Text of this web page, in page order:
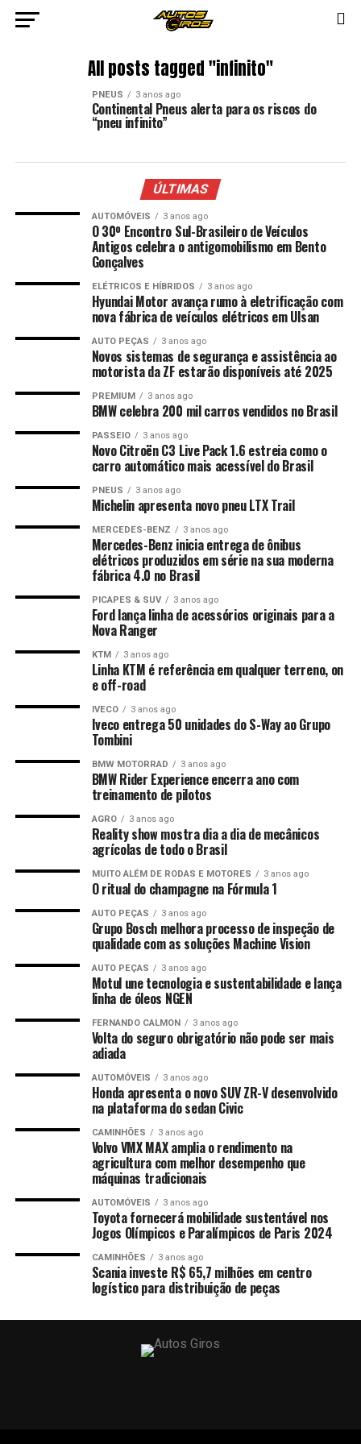
All posts tagged "infinito"
PNEUS 3 anos ago
Continental Pneus alerta para os riscos do
“pneu infinito”
ÚLTIMAS
AUTOMÓVEIS 3 anos ago
O 30º Encontro Sul-Brasileiro de Veículos
Antigos celebra o antigomobilismo em Bento
Gonçalves
ELÉTRICOS E HÍBRIDOS 3 anos ago
Hyundai Motor avança rumo à eletrificação com
nova fábrica de veículos elétricos em Ulsan
AUTO PEÇAS 3 anos ago
Novos sistemas de segurança e assistência ao
motorista da ZF estarão disponíveis até 2025
PREMIUM 3 anos ago
BMW celebra 200 mil carros vendidos no Brasil
PASSEIO 3 anos ago
Novo Citroën C3 Live Pack 1.6 estreia como o
carro automático mais acessível do Brasil
PNEUS 3 anos ago
Michelin apresenta novo pneu LTX Trail
MERCEDES-BENZ 3 anos ago
Mercedes-Benz inicia entrega de ônibus
elétricos produzidos em série na sua moderna
fábrica 4.0 no Brasil
PICAPES & SUV 3 anos ago
Ford lança linha de acessórios originais para a
Nova Ranger
KTM 3 anos ago
Linha KTM é referência em qualquer terreno, on
e off-road
IVECO 3 anos ago
Iveco entrega 50 unidades do S-Way ao Grupo
Tombini
BMW MOTORRAD 3 anos ago
BMW Rider Experience encerra ano com
treinamento de pilotos
AGRO 3 anos ago
Reality show mostra dia a dia de mecânicos
agrícolas de todo o Brasil
MUITO ALÉM DE RODAS E MOTORES 3 anos ago
O ritual do champagne na Fórmula 1
AUTO PEÇAS 3 anos ago
Grupo Bosch melhora processo de inspeção de
qualidade com as soluções Machine Vision
AUTO PEÇAS 3 anos ago
Motul une tecnologia e sustentabilidade e lança
linha de óleos NGEN
FERNANDO CALMON 3 anos ago
Volta do seguro obrigatório não pode ser mais
adiada
AUTOMÓVEIS 3 anos ago
Honda apresenta o novo SUV ZR-V desenvolvido
na plataforma do sedan Civic
CAMINHÕES 3 anos ago
Volvo VMX MAX amplia o rendimento na
agricultura com melhor desempenho que
máquinas tradicionais
AUTOMÓVEIS 3 anos ago
Toyota fornecerá mobilidade sustentável nos
Jogos Olímpicos e Paralímpicos de Paris 2024
CAMINHÕES 3 anos ago
Scania investe R$ 65,7 milhões em centro
logístico para distribuição de peças